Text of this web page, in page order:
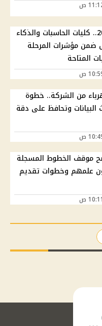
تنسيق الجامعات 2026.. كليات الحاسبات والذكاء
ضمن مؤشرات المرحلة
المتاحة
من الشركة.. خطوة
وتحافظ على دقة
موقف الخطوط المسجلة
علمهم وخطوات تقديم